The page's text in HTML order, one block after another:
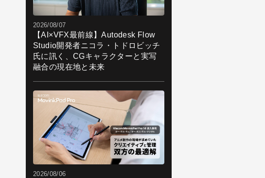
2026/08/07
【AI×VFX最前線】Autodesk Flow
Studio開発者ニコラ・トドロビッチ
氏に訊く、CGキャラクターと実写
融合の現在地と未来
2026/08/06